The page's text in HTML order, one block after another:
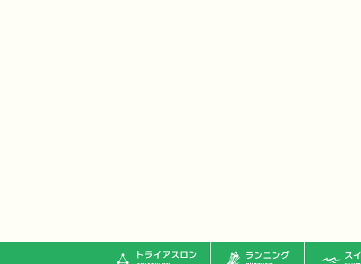
トライアスロン ランニング スイ